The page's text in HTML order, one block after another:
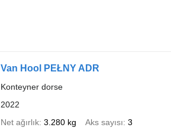
Van Hool PEŁNY ADR
Konteyner dorse
2022
Net ağırlık 3.280 kg Aks sayısı 3